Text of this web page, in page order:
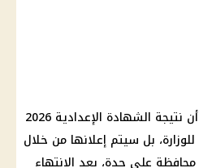
أكدت وزارة التربية والتعليم أن نتيجة الشهادة الإعدادية 2026
بل سيتم إعلانها من خلال
على حدة، بعد الانتهاء